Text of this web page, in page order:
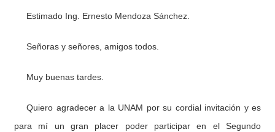
Estimado Ing. Ernesto Mendoza Sánchez.
Señoras y señores, amigos todos.
Muy buenas tardes.
Quiero agradecer a la UNAM por su cordial invitación y es
para mí un gran placer poder participar en el Segundo